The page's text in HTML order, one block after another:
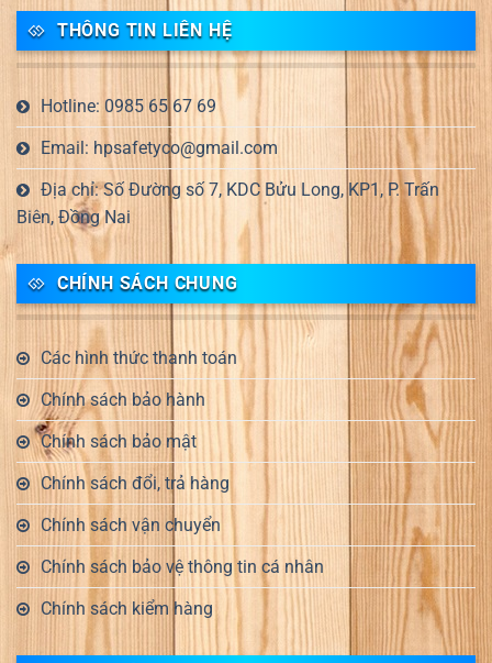
THÔNG TIN LIÊN HỆ
Hotline: 0985 65 67 69
Email: hpsafetyco@gmail.com
Địa chỉ: Số Đường số 7, KDC Bửu Long, KP1, P. Trấn
Biên, Đồng Nai
CHÍNH SÁCH CHUNG
Các hình thức thanh toán
Chính sách bảo hành
Chính sách bảo mật
Chính sách đổi, trả hàng
Chính sách vận chuyển
Chính sách bảo vệ thông tin cá nhân
Chính sách kiểm hàng